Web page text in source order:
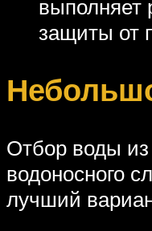
выполняет
защиты от
Отбор воды из
водоносного
лучший